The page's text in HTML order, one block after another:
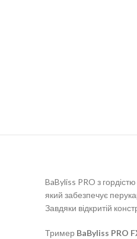
BaByliss PRO з
який забезпечує
Завдяки відкритій
Тример BaByliss PRO